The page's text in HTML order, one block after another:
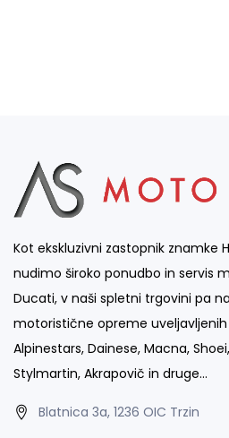
Kot ekskluzivni zastopnik znamke
nudimo široko ponudbo in servis
Ducati, v naši spletni trgovini pa
motoristične opreme
Alpinestars, Dainese, Macna,
Stylmartin, Akrapovič in druge…
Blatnica 3a, 1236 OIC Trzin